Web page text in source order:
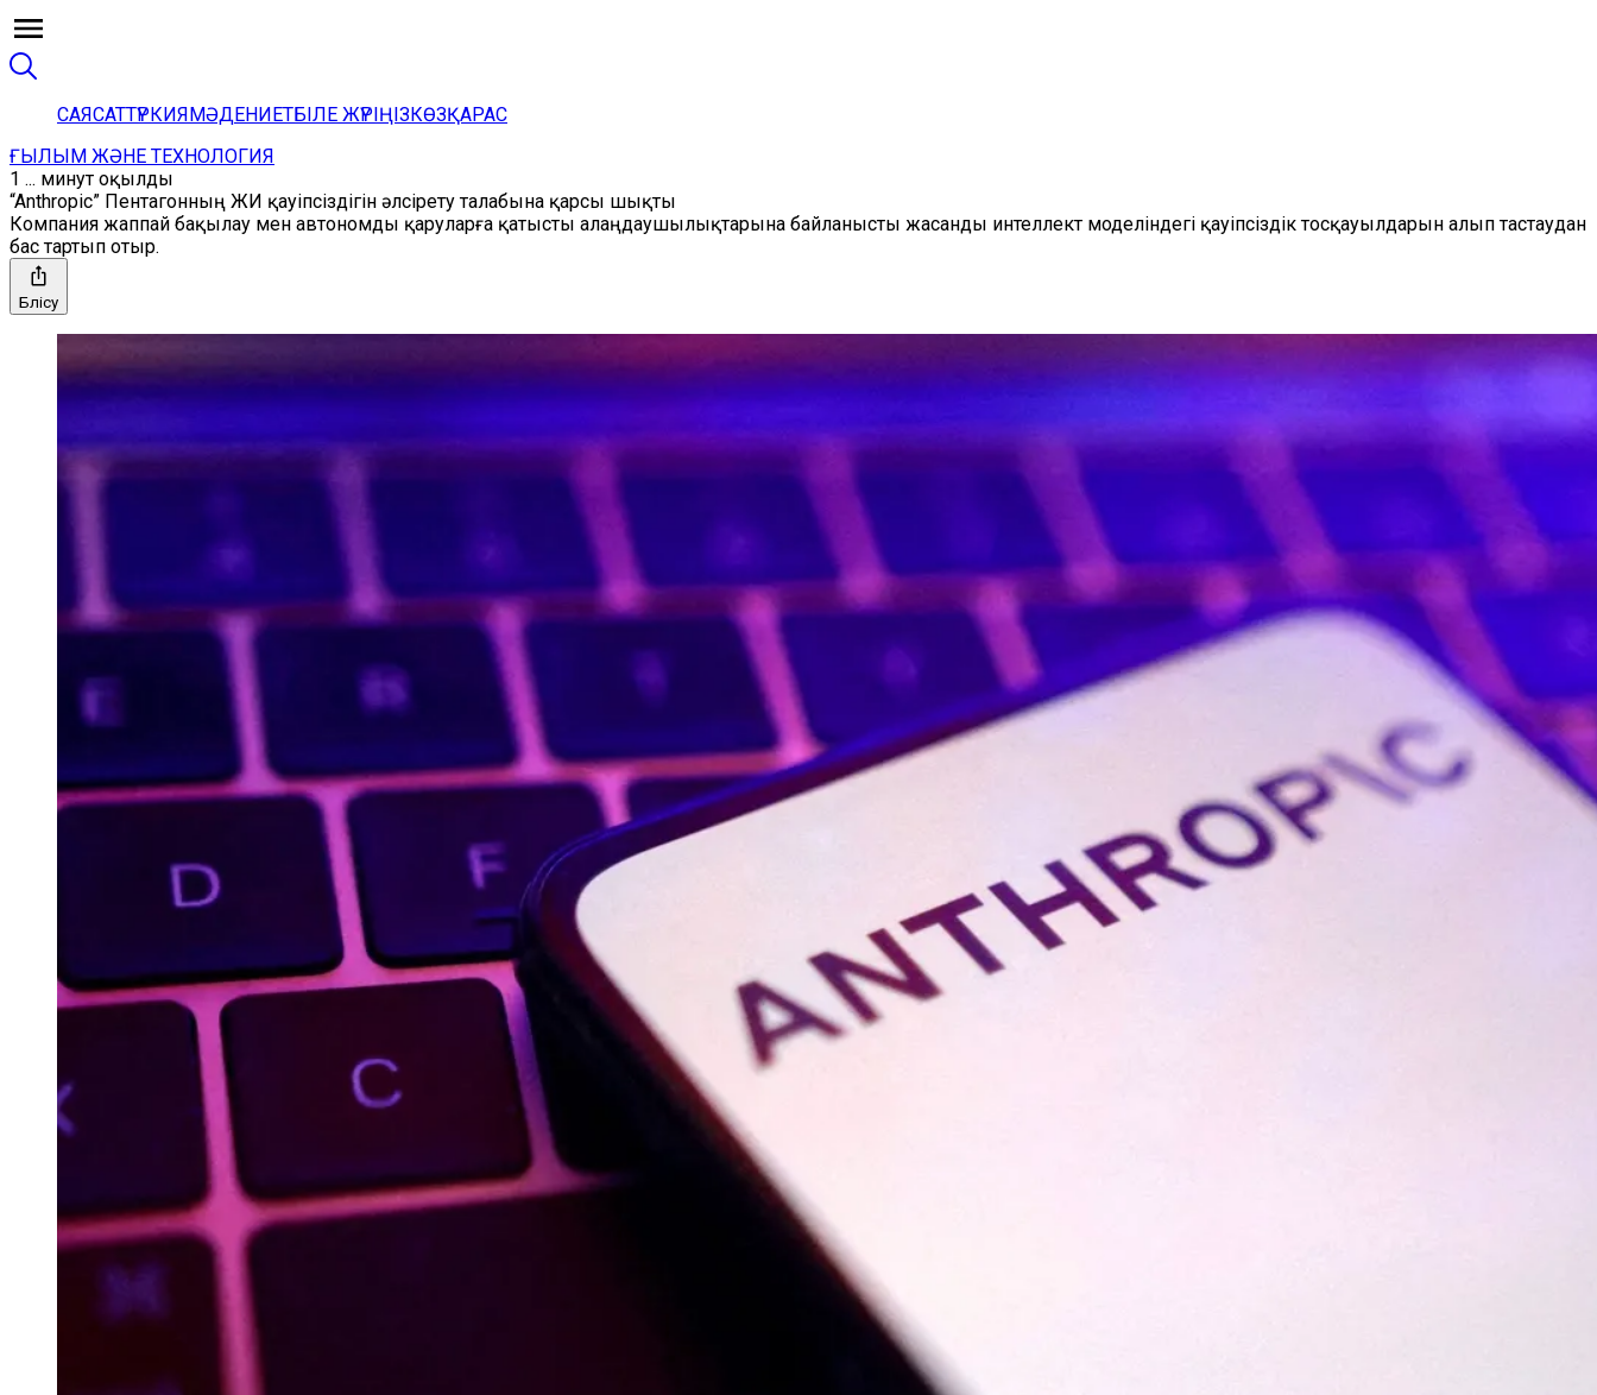
САЯСАТТҮРКИЯМӘДЕНИЕТБІЛЕ ЖҮРІҢІЗКӨЗҚАРАС
ҒЫЛЫМ ЖӘНЕ ТЕХНОЛОГИЯ
1 ... минут оқылды
“Anthropic” Пентагонның ЖИ қауіпсіздігін әлсірету талабына қарсы шықты
Компания жаппай бақылау мен автономды қаруларға қатысты алаңдаушылықтарына байланысты жасанды интеллект моделіндегі қауіпсіздік тосқауылдарын алып тастаудан
бас тартып отыр.
Бөлісу